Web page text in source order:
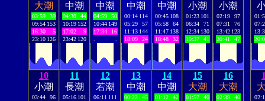
大潮
03:59
39
09:54 153
16:30
5
23:10 126
中潮
04:30
44
10:19 152
17:02
9
23:42 120
中潮
04:59
50
10:44 149
17:34
16
中潮
00:14 114
05:29
57
11:13 144
18:09
24
中潮
00:45 108
05:58
64
11:47 138
18:48
32
小潮
01:23 101
06:34
71
12:34 130
19:37
41
小潮
02:19
97
07:31
76
13:42 123
20:41
47
10
小潮
03:44
96
11
長潮
05:16 101
12
若潮
06:11 111
13
中潮
00:22
45
14
中潮
01:12
42
15
大潮
01:57
40
16
大潮
02:39
40